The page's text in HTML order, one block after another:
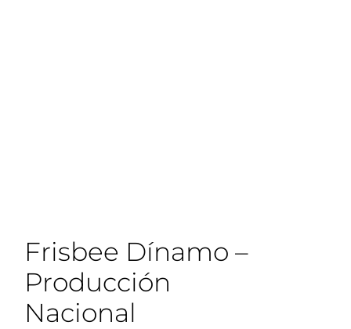
Frisbee Dínamo –
Producción
Nacional